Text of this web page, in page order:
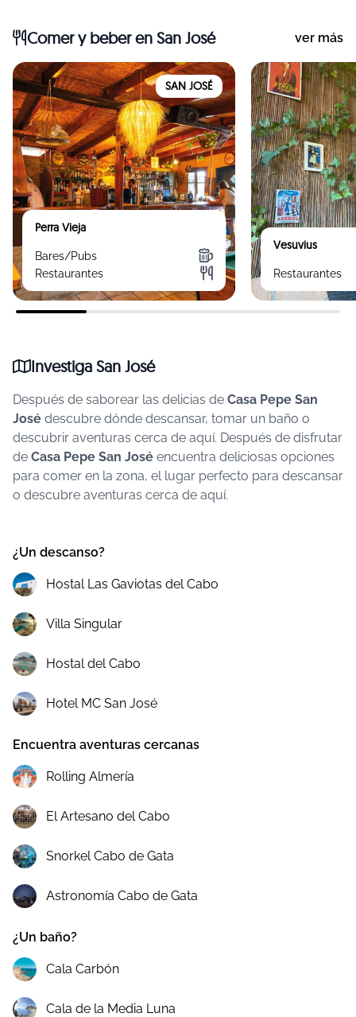
Comer y beberen San José ver más
SAN JOSÉ
Perra Vieja
Bares/Pubs
Restaurantes
Vesuvius
Restaurantes
Investiga San José
Después de saborear las delicias de Casa Pepe San
José descubre dónde descansar, tomar un baño o
descubrir aventuras cerca de aquí. Después de disfrutar
de Casa Pepe San José encuentra deliciosas opciones
para comer en la zona, el lugar perfecto para descansar
o descubre aventuras cerca de aquí.
¿Un descanso?
Hostal Las Gaviotas del Cabo
Villa Singular
Hostal del Cabo
Hotel MC San José
Encuentra aventuras cercanas
Rolling Almería
El Artesano del Cabo
Snorkel Cabo de Gata
Astronomía Cabo de Gata
¿Un baño?
Cala Carbón
Cala de la Media Luna